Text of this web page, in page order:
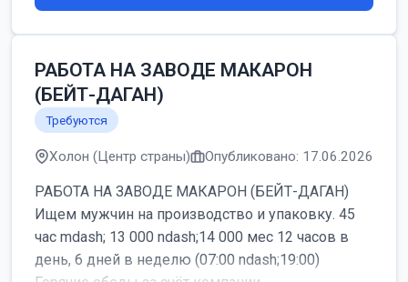
РАБОТА НА ЗАВОДЕ МАКАРОН
(БЕЙТ-ДАГАН)
Требуются
Холон (Центр страны) Опубликовано: 17.06.2026
РАБОТА НА ЗАВОДЕ МАКАРОН (БЕЙТ-ДАГАН)
Ищем мужчин на производство и упаковку. 45
час mdash; 13 000 ndash;14 000 мес 12 часов в
день, 6 дней в неделю (07:00 ndash;19:00)